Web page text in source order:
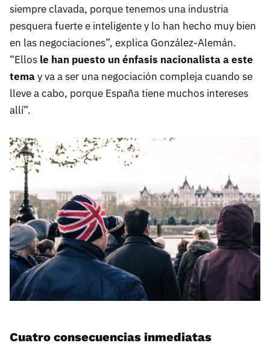
siempre clavada, porque tenemos una industria
pesquera fuerte e inteligente y lo han hecho muy bien
en las negociaciones”, explica González-Alemán.
“Ellos le han puesto un énfasis nacionalista a este
temay va a ser una negociación compleja cuando se
lleve a cabo, porque España tiene muchos intereses
allí”.
Cuatro consecuencias inmediatas